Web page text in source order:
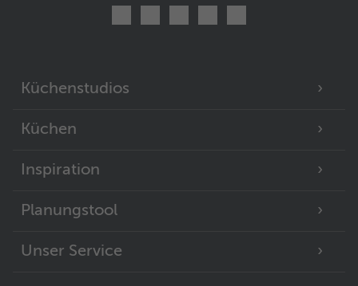
Küchen
Inspiration
Planungstool
Unser Service
Küchenstudios